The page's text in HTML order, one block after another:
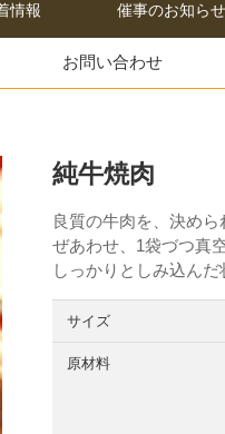
情報 催事のお知らせ
お問い合わせ
純牛焼肉
良質の牛肉を、決め
ぜあわせ、1袋づつ真
しっかりとしみ込んだ
サイズ
原材料